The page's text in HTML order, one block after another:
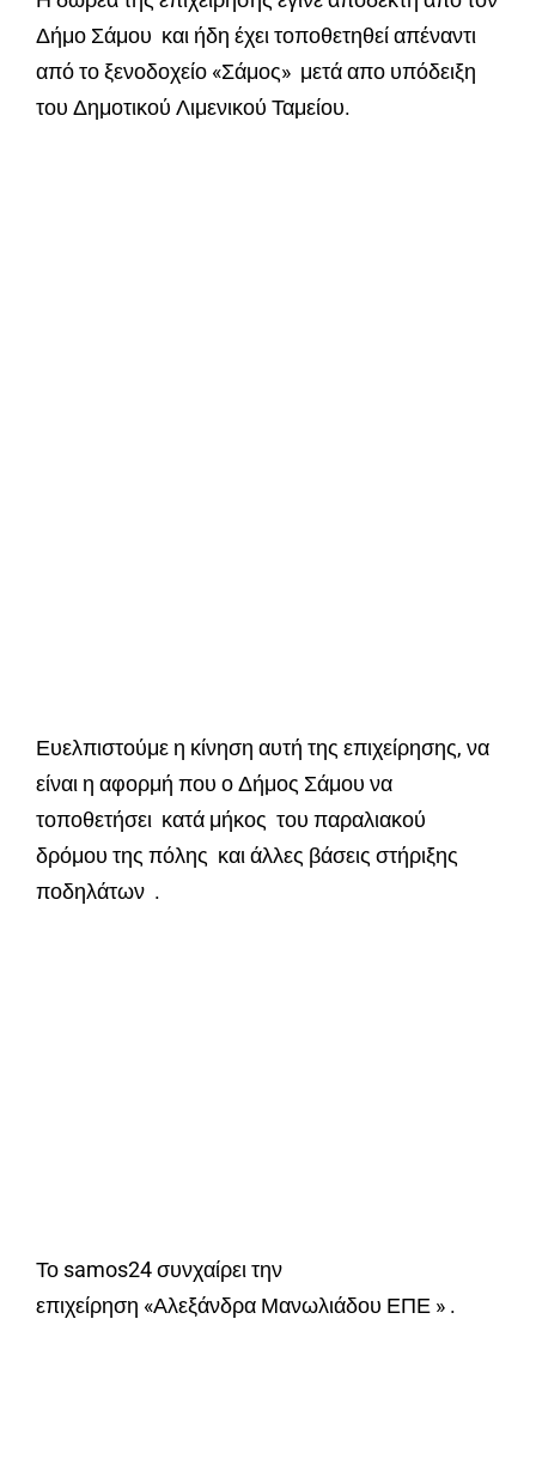
Δήμο Σάμου και ήδη έχει τοποθετηθεί απέναντι
από το ξενοδοχείο «Σάμος» μετά απο υπόδειξη
του Δημοτικού Λιμενικού Ταμείου.
Ευελπιστούμε η κίνηση αυτή της επιχείρησης, να
είναι η αφορμή που ο Δήμος Σάμου να
τοποθετήσει κατά μήκος του παραλιακού
δρόμου της πόλης και άλλες βάσεις στήριξης
ποδηλάτων .
Το samos24 συνχαίρει την
επιχείρηση «Αλεξάνδρα Μανωλιάδου ΕΠΕ » .